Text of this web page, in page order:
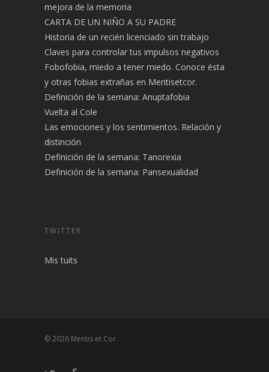
mejora de la memoria
CARTA DE UN NIÑO A SU PADRE
Historia de un recién licenciado sin trabajo
Claves para controlar tus impulsos negativos
Fobofobia, miedo a tener miedo. Conoce ésta
y otras fobias extrañas en Mentisetcor.
Definición de la semana: Anuptafobia
Vuelta al Cole
Las emociones y los sentimientos. Relación y
distinción
Definición de la semana: Tanorexia
Definición de la semana: Pansexualidad
TWITTER
Mis tuits
© 2026 Mentis et Cor.